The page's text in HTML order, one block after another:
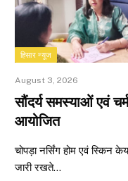
हिसार न्यूज
August 3, 2026
सौंदर्य समस्याओं एवं
आयोजित
चोपड़ा नर्सिंग होम एवं स्किन
जारी रखते…